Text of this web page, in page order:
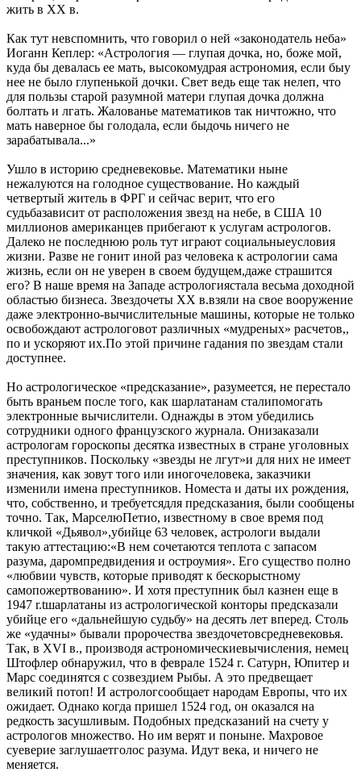
жить в XX в.
Как тут невспомнить, что говорил о ней «законодатель неба»
Иоганн Кеплер: «Астрология — глупая дочка, но, боже мой,
куда бы девалась ее мать, высокомудрая астрономия, если быу
нее не было глупенькой дочки. Свет ведь еще так нелеп, что
для пользы старой разумной матери глупая дочка должна
болтать и лгать. Жалованье математиков так ничтожно, что
мать наверное бы голодала, если быдочь ничего не
зарабатывала...»
Ушло в историю средневековье. Математики ныне
нежалуются на голодное существование. Но каждый
четвертый житель в ФРГ и сейчас верит, что его
судьбазависит от расположения звезд на небе, в США 10
миллионов американцев прибегают к услугам астрологов.
Далеко не последнюю роль тут играют социальныеусловия
жизни. Разве не гонит иной раз человека к астрологии сама
жизнь, если он не уверен в своем будущем,даже страшится
его? В наше время на Западе астрологиястала весьма доходной
областью бизнеса. Звездочеты XX в.взяли на свое вооружение
даже электронно-вычислительные машины, которые не только
освобождают астрологовот различных «мудреных» расчетов,,
по и ускоряют их.По этой причине гадания по звездам стали
доступнее.
Но астрологическое «предсказание», разумеется, не перестало
быть враньем после того, как шарлатанам сталипомогать
электронные вычислители. Однажды в этом убедились
сотрудники одного французского журнала. Онизаказали
астрологам гороскопы десятка известных в стране уголовных
преступников. Поскольку «звезды не лгут»и для них не имеет
значения, как зовут того или иногочеловека, заказчики
изменили имена преступников. Номеста и даты их рождения,
что, собственно, и требуетсядля предсказания, были сообщены
точно. Так, МарселюПетио, известному в свое время под
кличкой «Дьявол»,убийце 63 человек, астрологи выдали
такую аттестацию:«В нем сочетаются теплота с запасом
разума, даромпредвидения и остроумия». Его существо полно
«любвии чувств, которые приводят к бескорыстному
самопожертвованию». И хотя преступник был казнен еще в
1947 r.tшарлатаны из астрологической конторы предсказали
убийце его «дальнейшую судьбу» на десять лет вперед. Столь
же «удачны» бывали пророчества звездочетовсредневековья.
Так, в XVI в., производя астрономическиевычисления, немец
Штофлер обнаружил, что в феврале 1524 г. Сатурн, Юпитер и
Марс соединятся с созвездием Рыбы. А это предвещает
великий потоп! И астрологсообщает народам Европы, что их
ожидает. Однако когда пришел 1524 год, он оказался на
редкость засушливым. Подобных предсказаний на счету у
астрологов множество. Но им верят и поныне. Махровое
суеверие заглушаетголос разума. Идут века, и ничего не
меняется.